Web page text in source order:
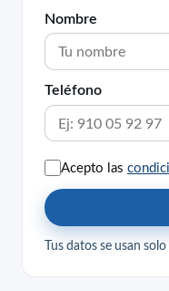
Nombre
Teléfono
Acepto las
Tus datos se usan